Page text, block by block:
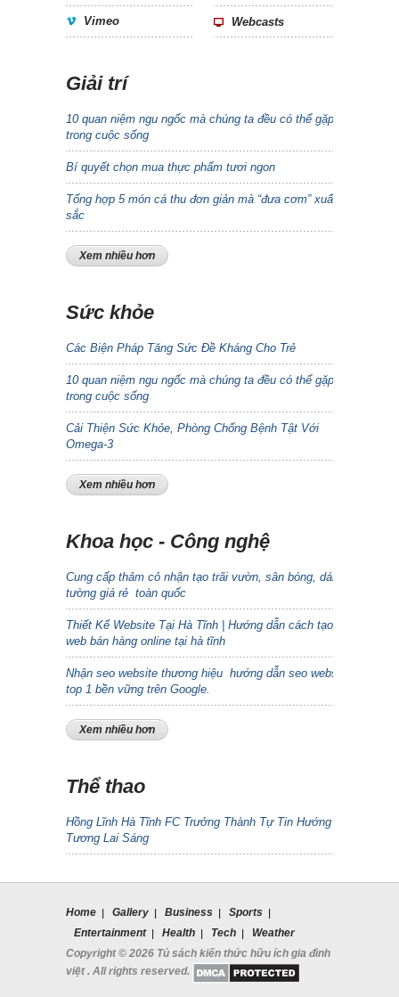
Vimeo Webcasts
Giải trí
10 quan niệm ngu ngốc mà chúng ta đều có thể gặp
trong cuộc sống
Bí quyết chọn mua thực phẩm tươi ngon
Tổng hợp 5 món cá thu đơn giản mà “đưa cơm” xuất
sắc
Xem nhiều hơn
Sức khỏe
Các Biện Pháp Tăng Sức Đề Kháng Cho Trẻ
10 quan niệm ngu ngốc mà chúng ta đều có thể gặp
trong cuộc sống
Cải Thiện Sức Khỏe, Phòng Chống Bệnh Tật Với
Omega-3
Xem nhiều hơn
Khoa học - Công nghệ
Cung cấp thảm cỏ nhận tạo trãi vườn, sân bóng, dán
tường giá rẻ toàn quốc
Thiết Kế Website Tại Hà Tĩnh | Hướng dẫn cách tạo
web bán hàng online tại hà tĩnh
Nhận seo website thương hiệu hướng dẫn seo website
top 1 bền vững trên Google.
Xem nhiều hơn
Thể thao
Hồng Lĩnh Hà Tĩnh FC Trưởng Thành Tự Tin Hướng Đến
Tương Lai Sáng
Home Gallery Business
Sports
Entertainment
Health Tech
Weather
Copyright © 2026 Tủ sách kiến thức hữu ích gia đình
việt . All rights reserved.